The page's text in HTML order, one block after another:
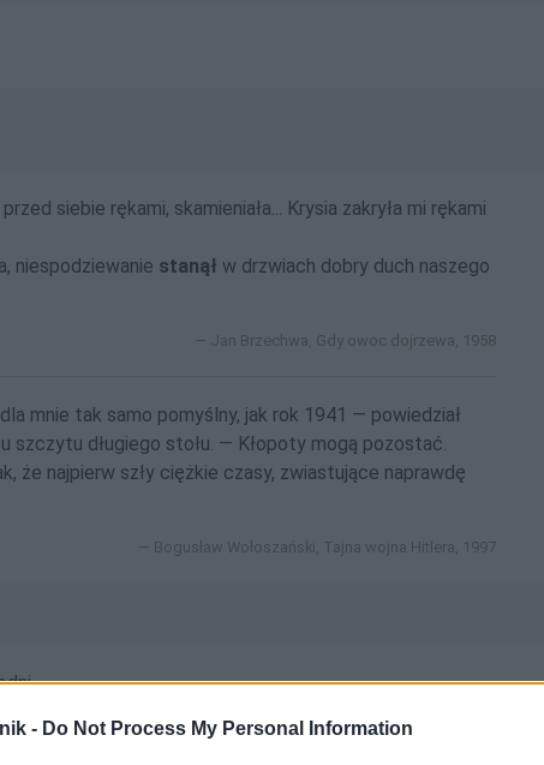
- Do Not Process My Personal Information
siebie rękami, skamieniała... Krysia zakryła mi rękami
niespodziewanie stanął w drzwiach dobry duch naszego
Jan Brzechwa, Gdy owoc dojrzewa, 1958
mnie tak samo pomyślny, jak rok 1941 — powiedział
u szczytu długiego stołu. — Kłopoty mogą pozostać.
że najpierw szły ciężkie czasy, zwiastujące naprawdę
Bogusław Wołoszański, Tajna wojna Hitlera, 1997